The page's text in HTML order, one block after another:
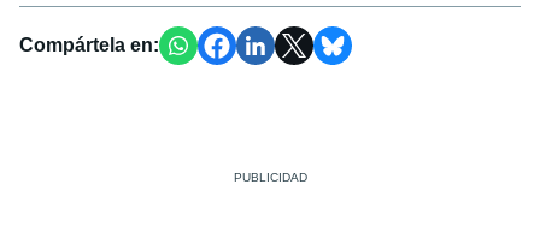
Compártela en: